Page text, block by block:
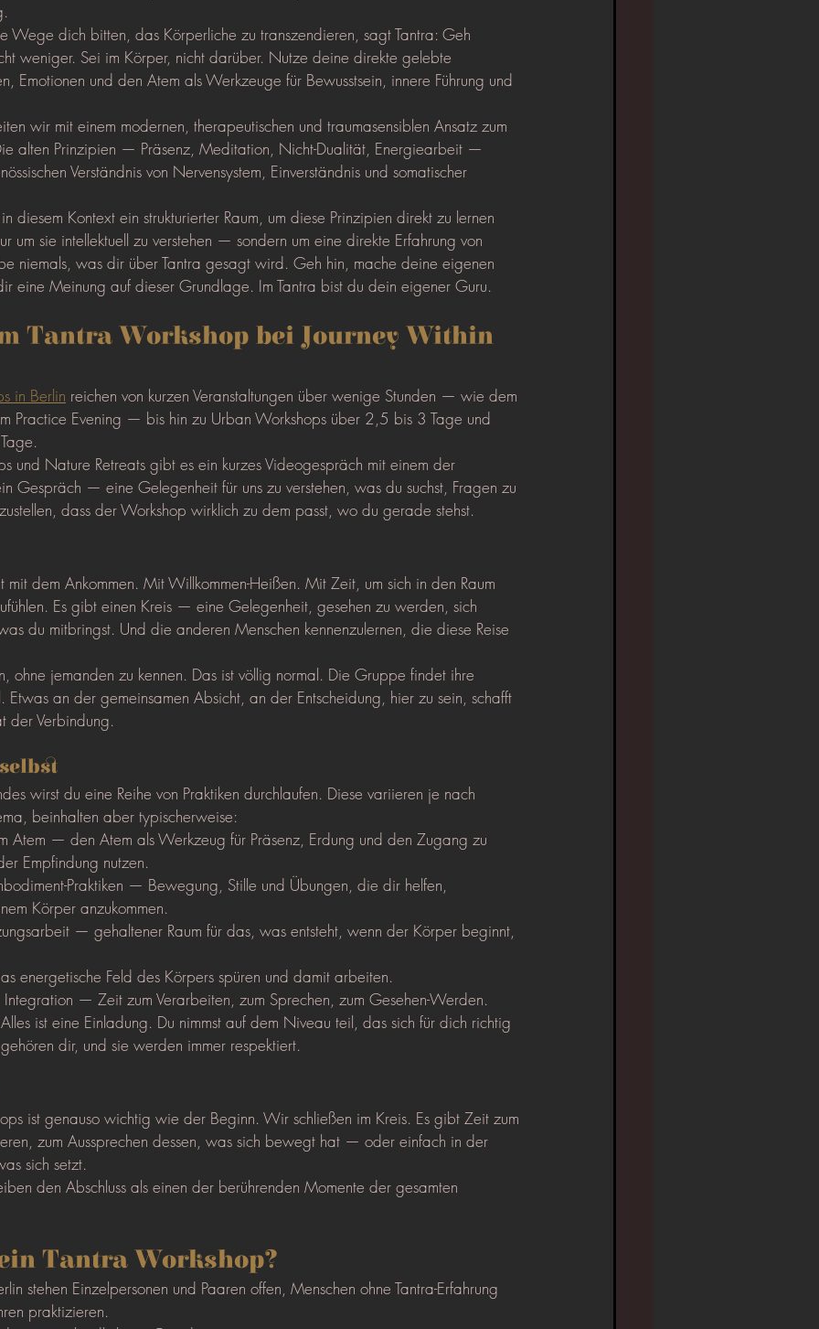
Wege dich bitten, das Körperliche zu transzendieren, sagt Tantra: Geh
weniger. Sei im Körper, nicht darüber. Nutze deine direkte gelebte
Emotionen und den Atem als Werkzeuge für Bewusstsein, innere Führung und
wir mit einem modernen, therapeutischen und traumasensiblen Ansatz zum
alten Prinzipien — Präsenz, Meditation, Nicht-Dualität, Energiearbeit —
Verständnis von Nervensystem, Einverständnis und somatischer
diesem Kontext ein strukturierter Raum, um diese Prinzipien direkt zu lernen
um sie intellektuell zu verstehen — sondern um eine direkte Erfahrung von
niemals, was dir über Tantra gesagt wird. Geh hin, mache deine eigenen
eine Meinung auf dieser Grundlage. Im Tantra bist du dein eigener Guru.
Tantra Workshop bei Journey Within
in Berlin reichen von kurzen Veranstaltungen über wenige Stunden — wie dem
Practice Evening — bis hin zu Urban Workshops über 2,5 bis 3 Tage und
und Nature Retreats gibt es ein kurzes Videogespräch mit einem der
Gespräch — eine Gelegenheit für uns zu verstehen, was du suchst, Fragen zu
dass der Workshop wirklich zu dem passt, wo du gerade stehst.
mit dem Ankommen. Mit Willkommen-Heißen. Mit Zeit, um sich in den Raum
Es gibt einen Kreis — eine Gelegenheit, gesehen zu werden, sich
du mitbringst. Und die anderen Menschen kennenzulernen, die diese Reise
ohne jemanden zu kennen. Das ist völlig normal. Die Gruppe findet ihre
Etwas an der gemeinsamen Absicht, an der Entscheidung, hier zu sein, schafft
der Verbindung.
wirst du eine Reihe von Praktiken durchlaufen. Diese variieren je nach
beinhalten aber typischerweise:
Atem — den Atem als Werkzeug für Präsenz, Erdung und den Zugang zu
Empfindung nutzen.
Praktiken — Bewegung, Stille und Übungen, die dir helfen,
Körper anzukommen.
— gehaltener Raum für das, was entsteht, wenn der Körper beginnt,
energetische Feld des Körpers spüren und damit arbeiten.
— Zeit zum Verarbeiten, zum Sprechen, zum Gesehen-Werden.
ist eine Einladung. Du nimmst auf dem Niveau teil, das sich für dich richtig
dir, und sie werden immer respektiert.
ist genauso wichtig wie der Beginn. Wir schließen im Kreis. Es gibt Zeit zum
zum Aussprechen dessen, was sich bewegt hat — oder einfach in der
sich setzt.
den Abschluss als einen der berührenden Momente der gesamten
Tantra Workshop?
stehen Einzelpersonen und Paaren offen, Menschen ohne Tantra-Erfahrung
praktizieren.